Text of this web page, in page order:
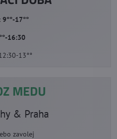
9°°-17°°
16:30
13°°
MEDU
& Praha
zavolej